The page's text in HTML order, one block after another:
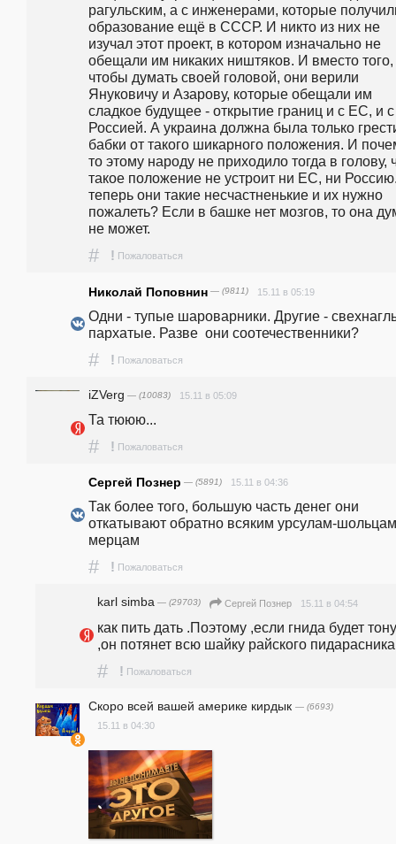
рагульским, а с инженерами, которые
образование ещё в СССР. И никто из них не
изучал этот проект, в котором изначально не
обещали им никаких ништяков. И вместо того,
чтобы думать своей головой, они верили
Януковичу и Азарову, которые обещали им
сладкое будущее - открытие границ и с ЕС, и с
Россией. А украина должна была только
бабки от такого шикарного положения. И
то этому народу не приходило тогда в голову,
такое положение не устроит ни ЕС, ни
теперь они такие несчастненькие и их нужно
пожалеть? Если в башке нет мозгов, то она
не может.
# ! Пожаловаться
Николай Поповнин — (9811) 15.11 в 05:19
Одни - тупые шароварники. Другие -
пархатые. Разве  они соотечественники?
# ! Пожаловаться
iZVerg — (10083) 15.11 в 05:09
Та тююю...
# ! Пожаловаться
Сергей Познер — (5891) 15.11 в 04:36
Так более того, большую часть денег они
откатывают обратно всяким урсулам-
мерцам
# ! Пожаловаться
karl simba — (29703) Сергей Познер 15.11 в 04:54
как пить дать .Поэтому ,если гнида будет
,он потянет всю шайку райского
# ! Пожаловаться
Скоро всей вашей америке кирдык — (6693)
15.11 в 04:30